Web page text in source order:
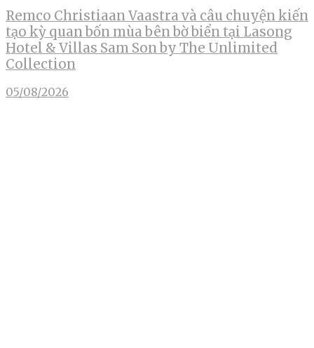
Remco Christiaan Vaastra và câu chuyện kiến
tạo kỳ quan bốn mùa bên bờ biển tại Lasong
Hotel & Villas Sam Son by The Unlimited
Collection
05/08/2026